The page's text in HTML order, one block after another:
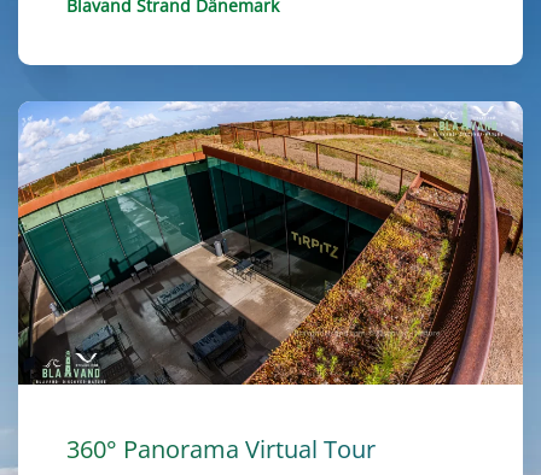
Blavand Strand Dänemark
360° Panorama Virtual Tour